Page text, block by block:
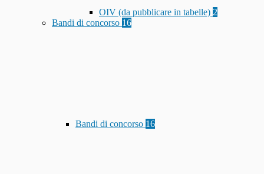
OIV (da pubblicare in tabelle) 2
Bandi di concorso 16
Bandi di concorso 16